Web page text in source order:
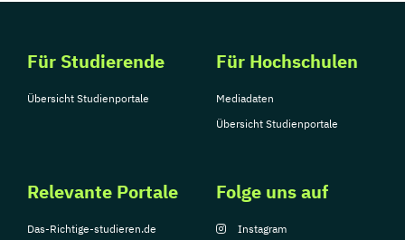
Für Studierende
Übersicht Studienportale
Für Hochschulen
Mediadaten
Übersicht Studienportale
Relevante Portale
Das-Richtige-studieren.de
Folge uns auf
Instagram